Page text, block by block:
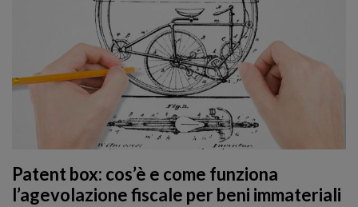
Patent box: cos’è e come funziona
l’agevolazione fiscale per beni immateriali